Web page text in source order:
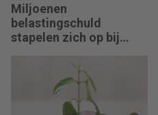
Miljoenen
belastingschuld
stapelen zich op bij